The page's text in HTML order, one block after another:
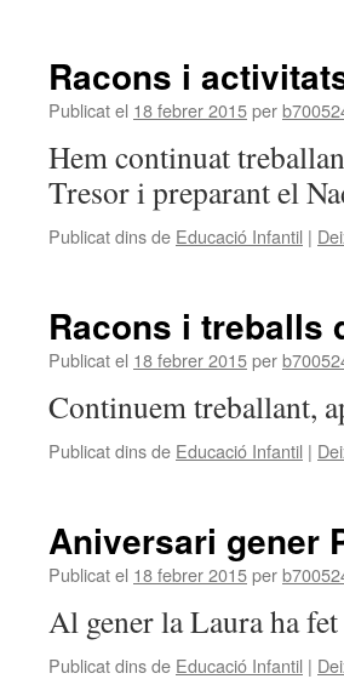
Racons i
Publicat el 18 febrer 2015per
Hem continuat
Tresor i preparant el
Publicat dins de Educació Infantil |
Racons i treballs
Publicat el 18 febrer 2015per
Continuem treballant,
Publicat dins de Educació Infantil |
Aniversari gener
Publicat el 18 febrer 2015per
Al gener la Laura ha
Publicat dins de Educació Infantil |